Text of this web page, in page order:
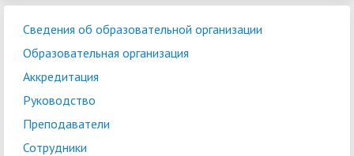
Сведения об образовательной организации
Образовательная организация
Аккредитация
Руководство
Преподаватели
Сотрудники